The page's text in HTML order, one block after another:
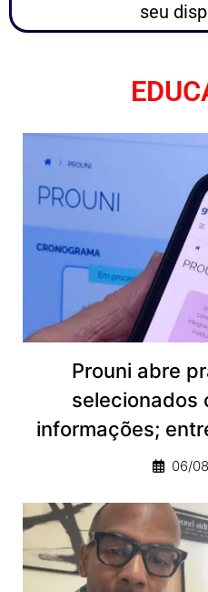
seu
Prouni abre
selecionados
informações;
06/